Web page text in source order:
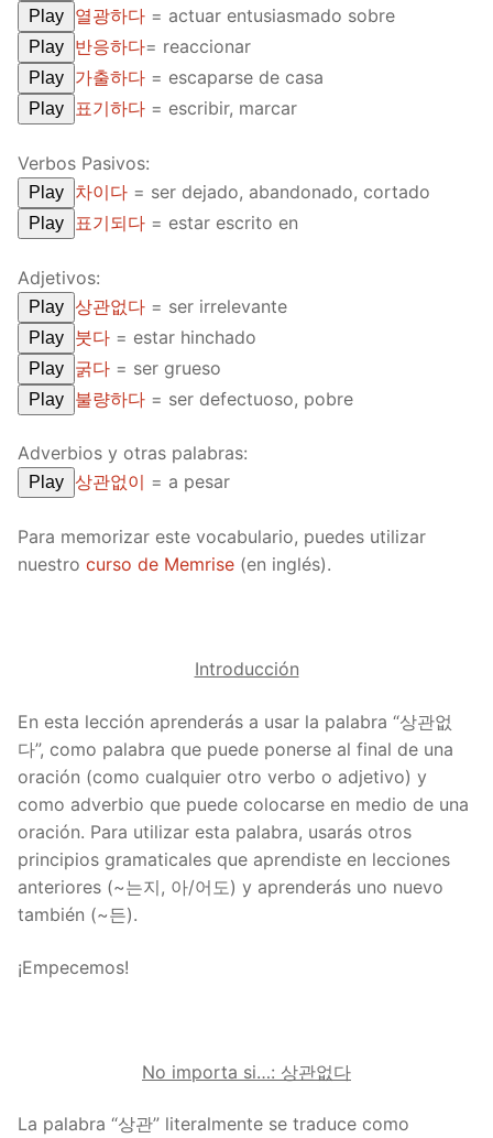
Play 열광하다 = actuar entusiasmado sobre
Play 반응하다= reaccionar
Play 가출하다 = escaparse de casa
Play 표기하다 = escribir, marcar
Verbos Pasivos:
Play 차이다 = ser dejado, abandonado, cortado
Play 표기되다 = estar escrito en
Adjetivos:
Play 상관없다 = ser irrelevante
Play 붓다 = estar hinchado
Play 굵다 = ser grueso
Play 불량하다 = ser defectuoso, pobre
Adverbios y otras palabras:
Play 상관없이 = a pesar
Para memorizar este vocabulario, puedes utilizar
nuestro curso de Memrise (en inglés).
Introducción
En esta lección aprenderás a usar la palabra “상관없
다”, como palabra que puede ponerse al final de una
oración (como cualquier otro verbo o adjetivo) y
como adverbio que puede colocarse en medio de una
oración. Para utilizar esta palabra, usarás otros
principios gramaticales que aprendiste en lecciones
anteriores (~는지, 아/어도) y aprenderás uno nuevo
también (~든).
¡Empecemos!
No importa si…: 상관없다
La palabra “상관” literalmente se traduce como